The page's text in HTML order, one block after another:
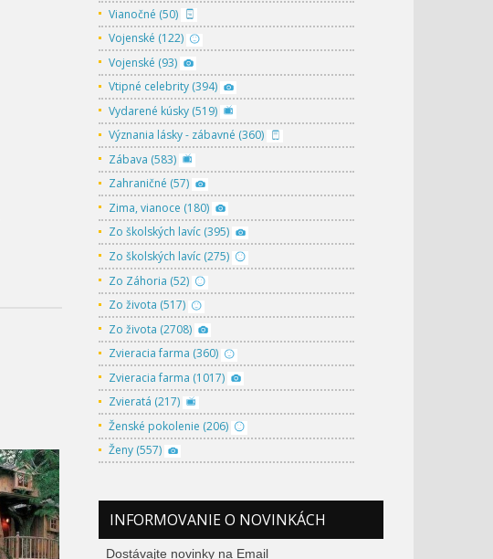
Vianočné (50)
Vojenské (122)
Vojenské (93)
Vtipné celebrity (394)
Vydarené kúsky (519)
Význania lásky - zábavné (360)
Zábava (583)
Zahraničné (57)
Zima, vianoce (180)
Zo školských lavíc (395)
Zo školských lavíc (275)
Zo Záhoria (52)
Zo života (517)
Zo života (2708)
Zvieracia farma (360)
Zvieracia farma (1017)
Zvieratá (217)
Ženské pokolenie (206)
Ženy (557)
INFORMOVANIE O NOVINKÁCH